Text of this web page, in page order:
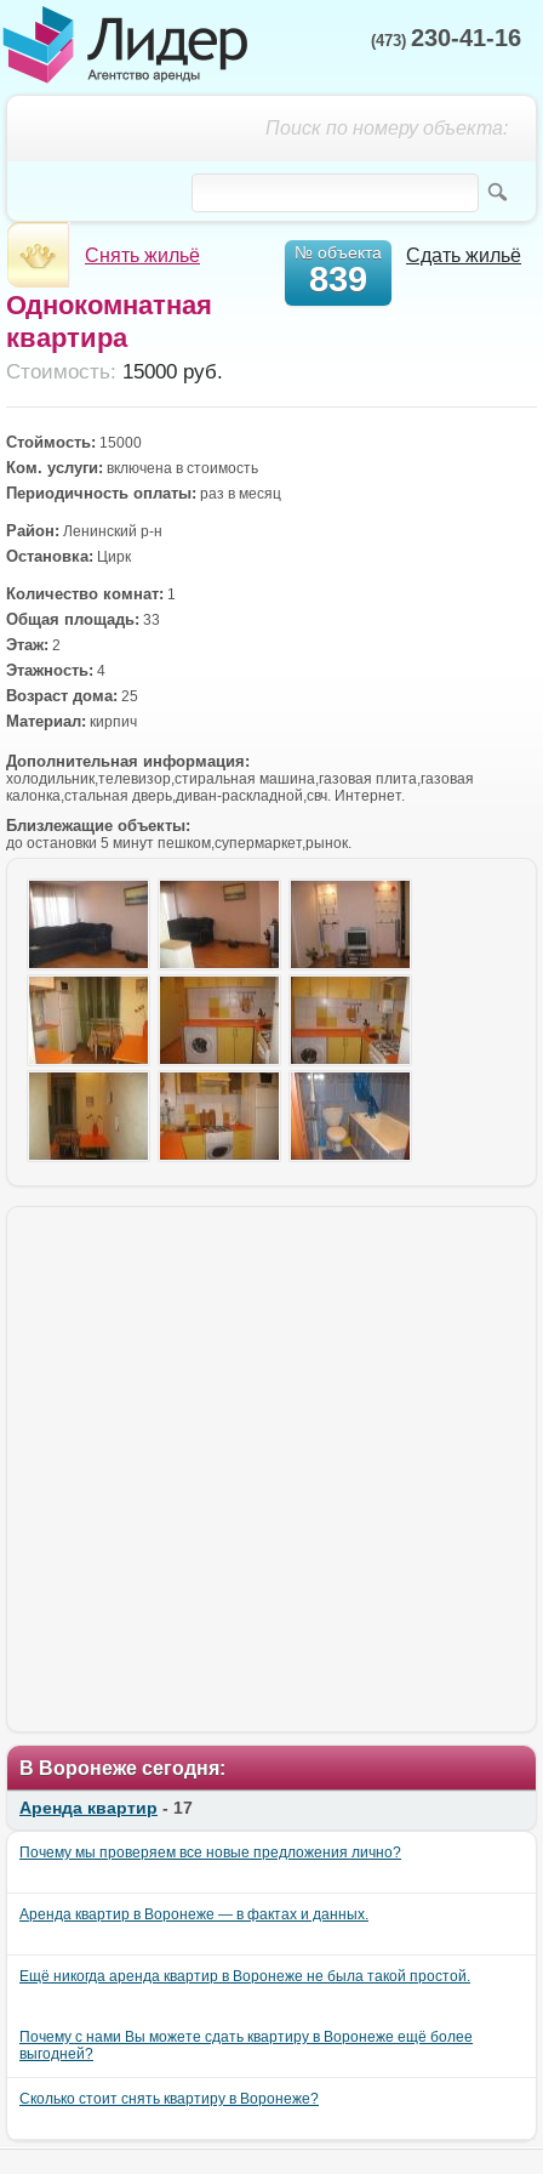
(473) 230-41-16
Поиск по номеру объекта:
Снять жильё Сдать жильё
№ объекта
839
Однокомнатная
квартира
Cтоимость: 15000 руб.
Стоймость: 15000
Ком. услуги: включена в стоимость
Периодичность оплаты: раз в месяц
Район: Ленинский р-н
Остановка: Цирк
Количество комнат: 1
Общая площадь: 33
Этаж: 2
Этажность: 4
Возраст дома: 25
Материал: кирпич
Дополнительная информация:
холодильник,телевизор,стиральная машина,газовая плита,газовая
калонка,стальная дверь,диван-раскладной,свч. Интернет.
Близлежащие объекты:
до остановки 5 минут пешком,супермаркет,рынок.
В Воронеже сегодня:
Аренда квартир - 17
Почему мы проверяем все новые предложения лично?
Аренда квартир в Воронеже — в фактах и данных.
Ещё никогда аренда квартир в Воронеже не была такой простой.
Почему с нами Вы можете сдать квартиру в Воронеже ещё более
выгодней?
Сколько стоит снять квартиру в Воронеже?